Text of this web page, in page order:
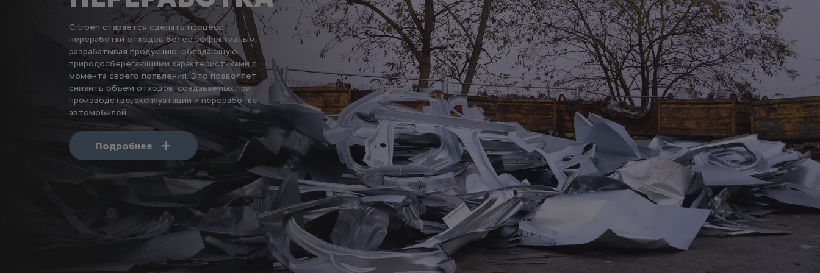
Citroën старается сделать процесс
переработки отходов более эффективным,
разрабатывая продукцию, обладающую
природосберегающими характеристиками с
момента своего появления. Это позволяет
снизить объем отходов, создаваемых при
производстве, эксплуатации и переработке
автомобилей.
Подробнее